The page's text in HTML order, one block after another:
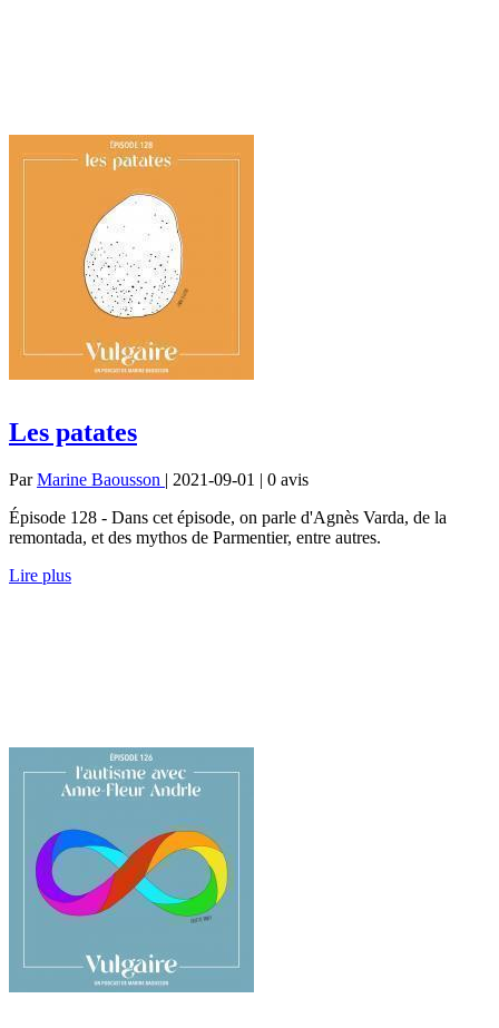
Les patates
ParMarine Baousson | 2021-09-01 | 0 avis
Épisode 128 - Dans cet épisode, on parle d'Agnès Varda, de la
remontada, et des mythos de Parmentier, entre autres.
Lire plus